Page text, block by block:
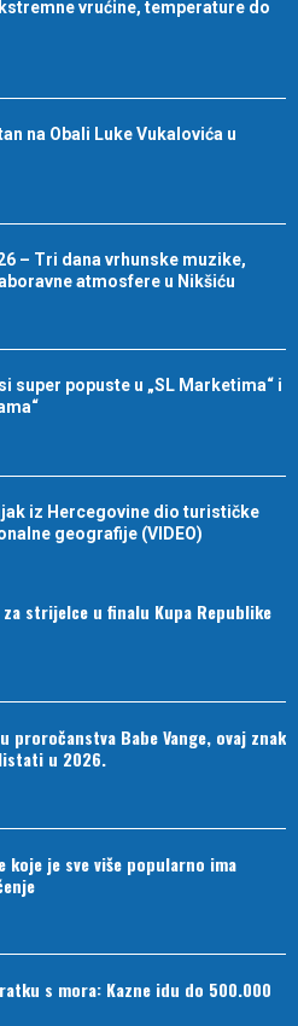
vrućine, temperature do
na Obali Luke Vukalovića u
– Tri dana vrhunske muzike,
atmosfere u Nikšiću
super popuste u „SL Marketima“ i
iz Hercegovine dio turističke
geografije (VIDEO)
strijelce u finalu Kupa Republike
proročanstva Babe Vange, ovaj znak
u 2026.
koje je sve više popularno ima
s mora: Kazne idu do 500.000